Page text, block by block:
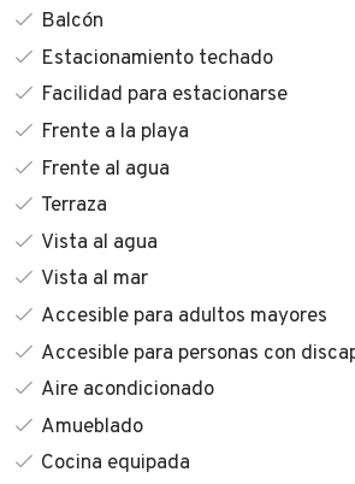
Balcón
Estacionamiento techado
Facilidad para estacionarse
Frente a la playa
Frente al agua
Terraza
Vista al agua
Vista al mar
Accesible para adultos mayores
Accesible para personas con
Aire acondicionado
Amueblado
Cocina equipada